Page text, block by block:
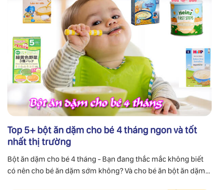
Top 5+ bột ăn dặm cho bé 4 tháng ngon và tốt
nhất thị trường
Bột ăn dặm cho bé 4 tháng - Bạn đang thắc mắc không biết
có nên cho bé ăn dặm sớm không? Và cho bé ăn bột ăn dặm